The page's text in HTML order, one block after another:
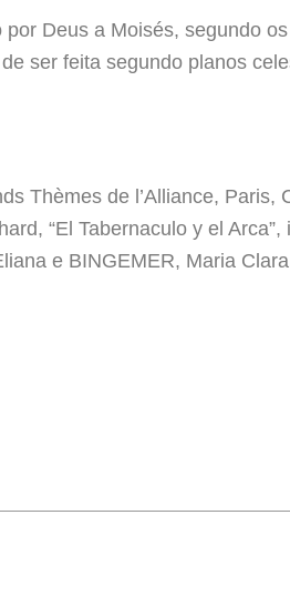
Deus a Moisés, segundo
ser feita segundo planos
Thèmes de l’Alliance,
“El Tabernaculo y el Arca”,
e BINGEMER, Maria